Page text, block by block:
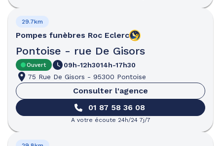
Pompes funèbres Roc Eclerc
Pontoise - rue De Gisors
29.7km
Ouvert 09h-12h3014h-17h30
75 Rue De Gisors - 95300 Pontoise
Consulter l'agence
01 87 58 36 08
A votre écoute 24h/24 7j/7